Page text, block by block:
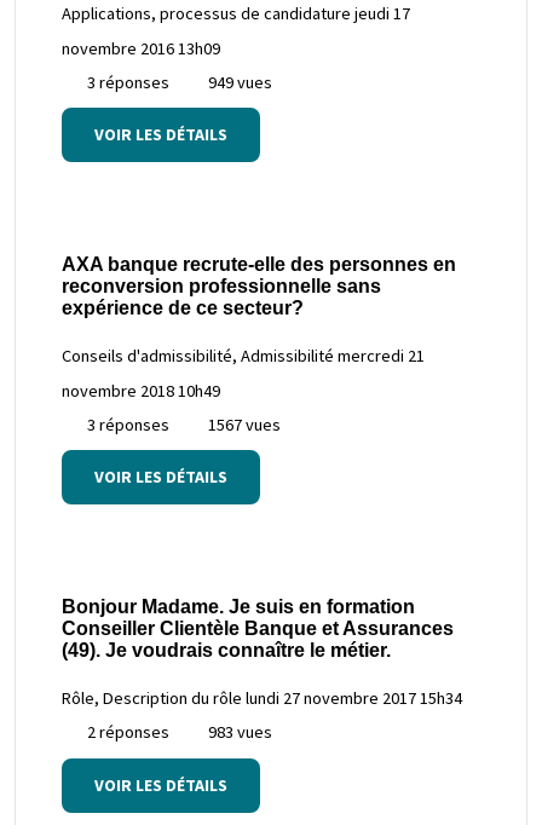
Applications, processus de candidature jeudi 17
novembre 2016 13h09
3 réponses
949 vues
VOIR LES DÉTAILS
AXA banque recrute-elle des personnes en
reconversion professionnelle sans
expérience de ce secteur?
Conseils d'admissibilité, Admissibilité mercredi 21
novembre 2018 10h49
3 réponses
1567 vues
VOIR LES DÉTAILS
Bonjour Madame. Je suis en formation
Conseiller Clientèle Banque et Assurances
(49). Je voudrais connaître le métier.
Rôle, Description du rôle lundi 27 novembre 2017 15h34
2 réponses
983 vues
VOIR LES DÉTAILS